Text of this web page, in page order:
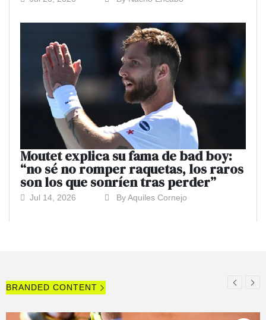
Moutet explica su fama de bad boy:
“no sé no romper raquetas, los raros
son los que sonríen tras perder”
Jul 14, 2026 By Aquiles Cornejo
BRANDED CONTENT